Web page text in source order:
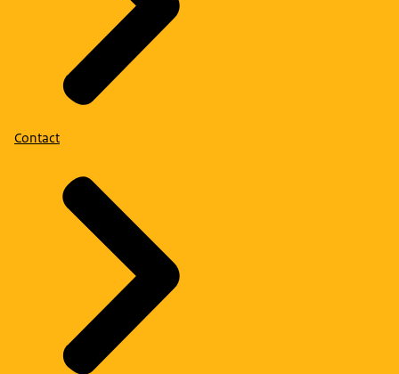
Contact